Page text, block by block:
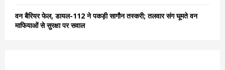
वन बैरियर फेल, डायल-112 ने पकड़ी सागौन तस्करी; तलवार संग घूमते वन
माफियाओं से सुरक्षा पर सवाल